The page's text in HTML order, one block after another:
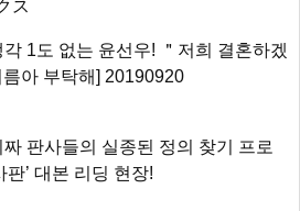
ス
각 1도 없는 윤선우! ＂저희 결혼하겠
아 부탁해] 20190920
짜 판사들의 실종된 정의 찾기 프로
판’ 대본 리딩 현장!